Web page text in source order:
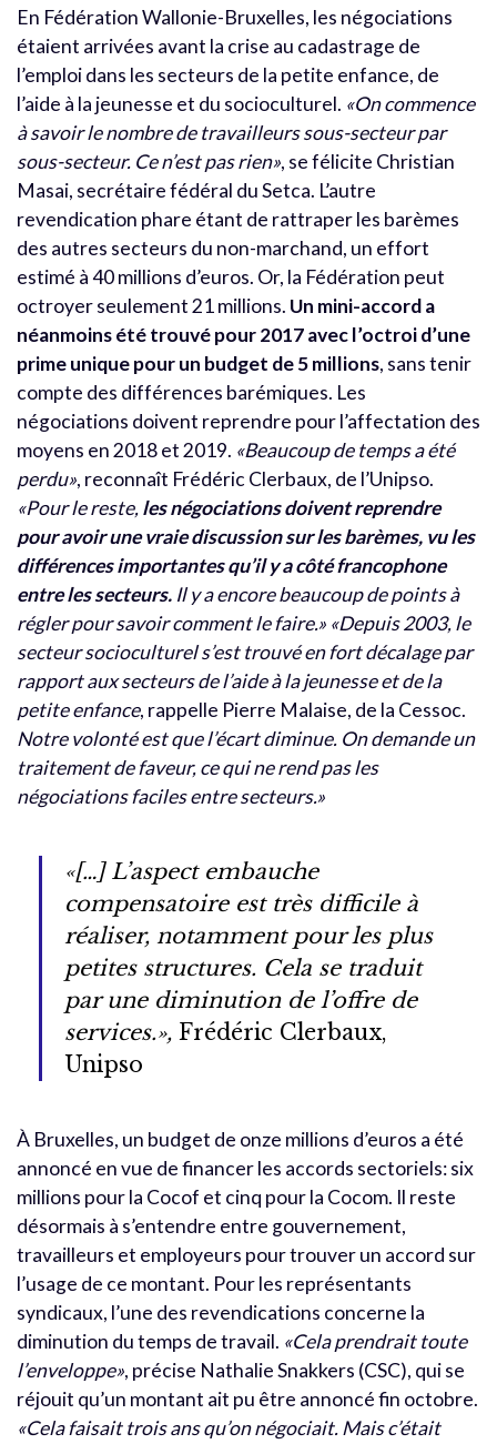
En Fédération Wallonie-Bruxelles, les négociations
étaient arrivées avant la crise au cadastrage de
l’emploi dans les secteurs de la petite enfance, de
l’aide à la jeunesse et du socioculturel. «On commence
à savoir le nombre de travailleurs sous-secteur par
sous-secteur. Ce n’est pas rien», se félicite Christian
Masai, secrétaire fédéral du Setca. L’autre
revendication phare étant de rattraper les barèmes
des autres secteurs du non-marchand, un effort
estimé à 40 millions d’euros. Or, la Fédération peut
octroyer seulement 21 millions. Un mini-accord a
néanmoins été trouvé pour 2017 avec l’octroi d’une
prime unique pour un budget de 5 millions, sans tenir
compte des différences barémiques. Les
négociations doivent reprendre pour l’affectation des
moyens en 2018 et 2019. «Beaucoup de temps a été
perdu», reconnaît Frédéric Clerbaux, de l’Unipso.
«Pour le reste,les négociations doivent reprendre
pour avoir une vraie discussion sur les barèmes, vu les
différences importantes qu’il y a côté francophone
entre les secteurs. Il y a encore beaucoup de points à
régler pour savoir comment le faire.» «Depuis 2003, le
secteur socioculturel s’est trouvé en fort décalage par
rapport aux secteurs de l’aide à la jeunesse et de la
petite enfance, rappelle Pierre Malaise, de la Cessoc.
Notre volonté est que l’écart diminue. On demande un
traitement de faveur, ce qui ne rend pas les
négociations faciles entre secteurs.»
«[…] L’aspect embauche
compensatoire est très difficile à
réaliser, notamment pour les plus
petites structures. Cela se traduit
par une diminution de l’offre de
services.», Frédéric Clerbaux,
Unipso
À Bruxelles, un budget de onze millions d’euros a été
annoncé en vue de financer les accords sectoriels: six
millions pour la Cocof et cinq pour la Cocom. Il reste
désormais à s’entendre entre gouvernement,
travailleurs et employeurs pour trouver un accord sur
l’usage de ce montant. Pour les représentants
syndicaux, l’une des revendications concerne la
diminution du temps de travail. «Cela prendrait toute
l’enveloppe», précise Nathalie Snakkers (CSC), qui se
réjouit qu’un montant ait pu être annoncé fin octobre.
«Cela faisait trois ans qu’on négociait. Mais c’était